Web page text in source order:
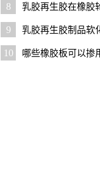
8 乳胶再生胶在橡胶
9 乳胶再生胶制品软
10
哪些橡胶板可以掺